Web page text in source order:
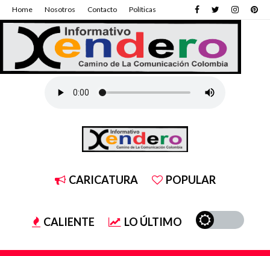
Home Nosotros Contacto Políticas
CARICATURA POPULAR
CALIENTE LO ÚLTIMO